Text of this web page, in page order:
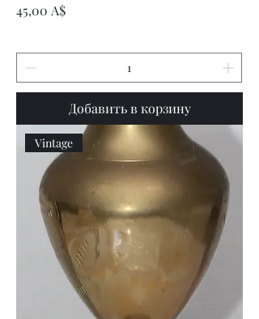
Цена
45,00 A$
Добавить в корзину
Vintage